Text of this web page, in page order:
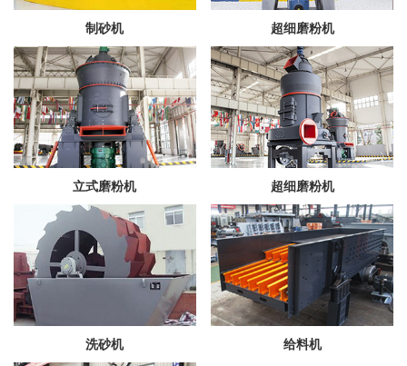
制砂机 超细磨粉机
立式磨粉机 超细磨粉机
洗砂机 给料机